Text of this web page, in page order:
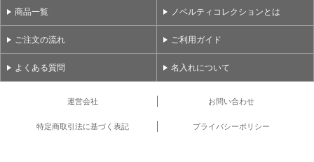
商品一覧 ノベルティコレクションとは
ご注文の流れ ご利用ガイド
よくある質問 名入れについて
運営会社 お問い合わせ
特定商取引法に基づく表記 プライバシーポリシー